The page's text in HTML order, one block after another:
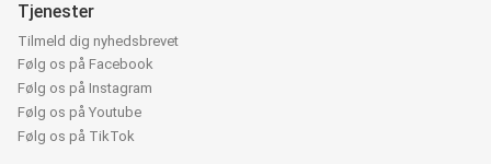
Tjenester
Tilmeld dig nyhedsbrevet
Følg os på Facebook
Følg os på Instagram
Følg os på Youtube
Følg os på TikTok